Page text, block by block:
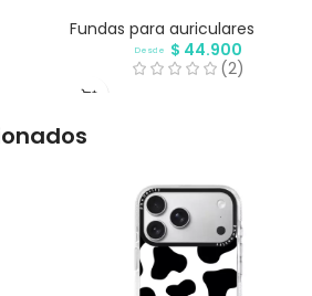
Fundas para auriculares
Desde $ 44.900
(2)